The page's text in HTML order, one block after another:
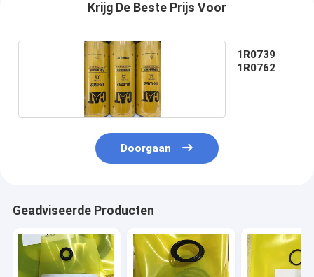
Krijg De Beste Prijs Voor
1R0739
1R0762
Doorgaan
Geadviseerde Producten